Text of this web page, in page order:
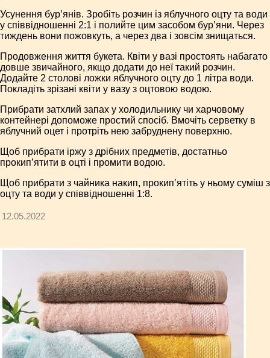
Усунення бур’янів. Зробіть розчин із яблучного оцту та води
у співвідношенні 2:1 і полийте цим засобом бур’яни. Через
тиждень вони пожовкуть, а через два і зовсім знищаться.
Продовження життя букета. Квіти у вазі простоять набагато
довше звичайного, якщо додати до неї такий розчин.
Додайте 2 столові ложки яблучного оцту до 1 літра води.
Покладіть зрізані квіти у вазу з оцтовою водою.
Прибрати затхлий запах у холодильнику чи харчовому
контейнері допоможе простий спосіб. Вмочіть серветку в
яблучний оцет і протріть нею забруднену поверхню.
Щоб прибрати іржу з дрібних предметів, достатньо
прокип’ятити в оцті і промити водою.
Щоб прибрати з чайника накип, прокип’ятіть у ньому суміш з
оцту та води у співвідношенні 1:8.
12.05.2022